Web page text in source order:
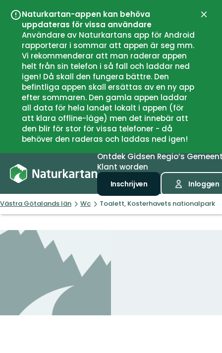
Naturkartan-appen kan behöva
uppdateras för vissa användare
Användare av Naturkartans app för Android
rapporterar i sommar att appen är seg mm.
Vi rekommenderar att man raderar appen
helt från sin telefon i så fall och laddar ned
igen! Då skall den fungera bättre. Den
befintliga appen skall ersättas av en ny app
efter sommaren. Den gamla appen laddar
all data för hela landet lokalt i appen (för
att klara offline-läge) men det innebär att
den blir för stor för vissa telefoner - då
behöver den raderas och laddas ned igen!
OntdekGidsenRegio’s
Klant worden
Inschrijven Inloggen
Västra Götalands län Wc Toalett, Kosterhavets nationalpark